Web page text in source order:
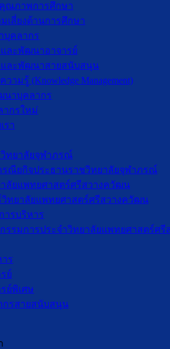
ณภาพการศึกษา
เสี่ยงด้านการศึกษา
บุคลากร
ละพัฒนาอาจารย์
และพัฒนาสายสนับสนุน
ามรู้ (Knowledge Management)
นาบุคลากร
ากรใหม่
รา
ทยาลัยจุฬาภรณ์
รณียกิจประธานราชวิทยาลัยจุฬาภรณ์
ลัยแพทยศาสตร์ศรีสวางควัฒน
ทยาลัยแพทยศาสตร์ศรีสวางควัฒน
ารบริหาร
รรมการประจำวิทยาลัยแพทยศาสตร์ศรี
ร
ย์
ย์พิเศษ
กรสายสนับสนุน